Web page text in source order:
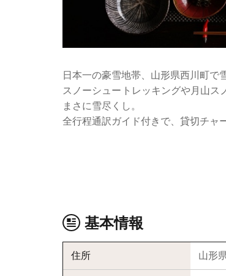
日本一の豪雪地帯、山形県西川町で
スノーシュートレッキングや月山
まさに雪尽くし。
全行程通訳ガイド付きで、貸切チャ
基本情報
住所 山形